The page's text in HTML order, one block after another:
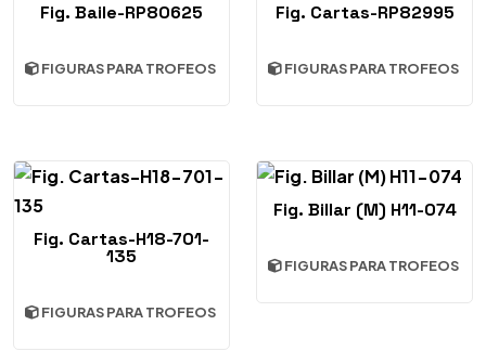
Fig. Baile-RP80625
FIGURAS PARA TROFEOS
Fig. Cartas-RP82995
FIGURAS PARA TROFEOS
Fig. Cartas-H18-701-
135
FIGURAS PARA TROFEOS
Fig. Billar (M) H11-074
FIGURAS PARA TROFEOS